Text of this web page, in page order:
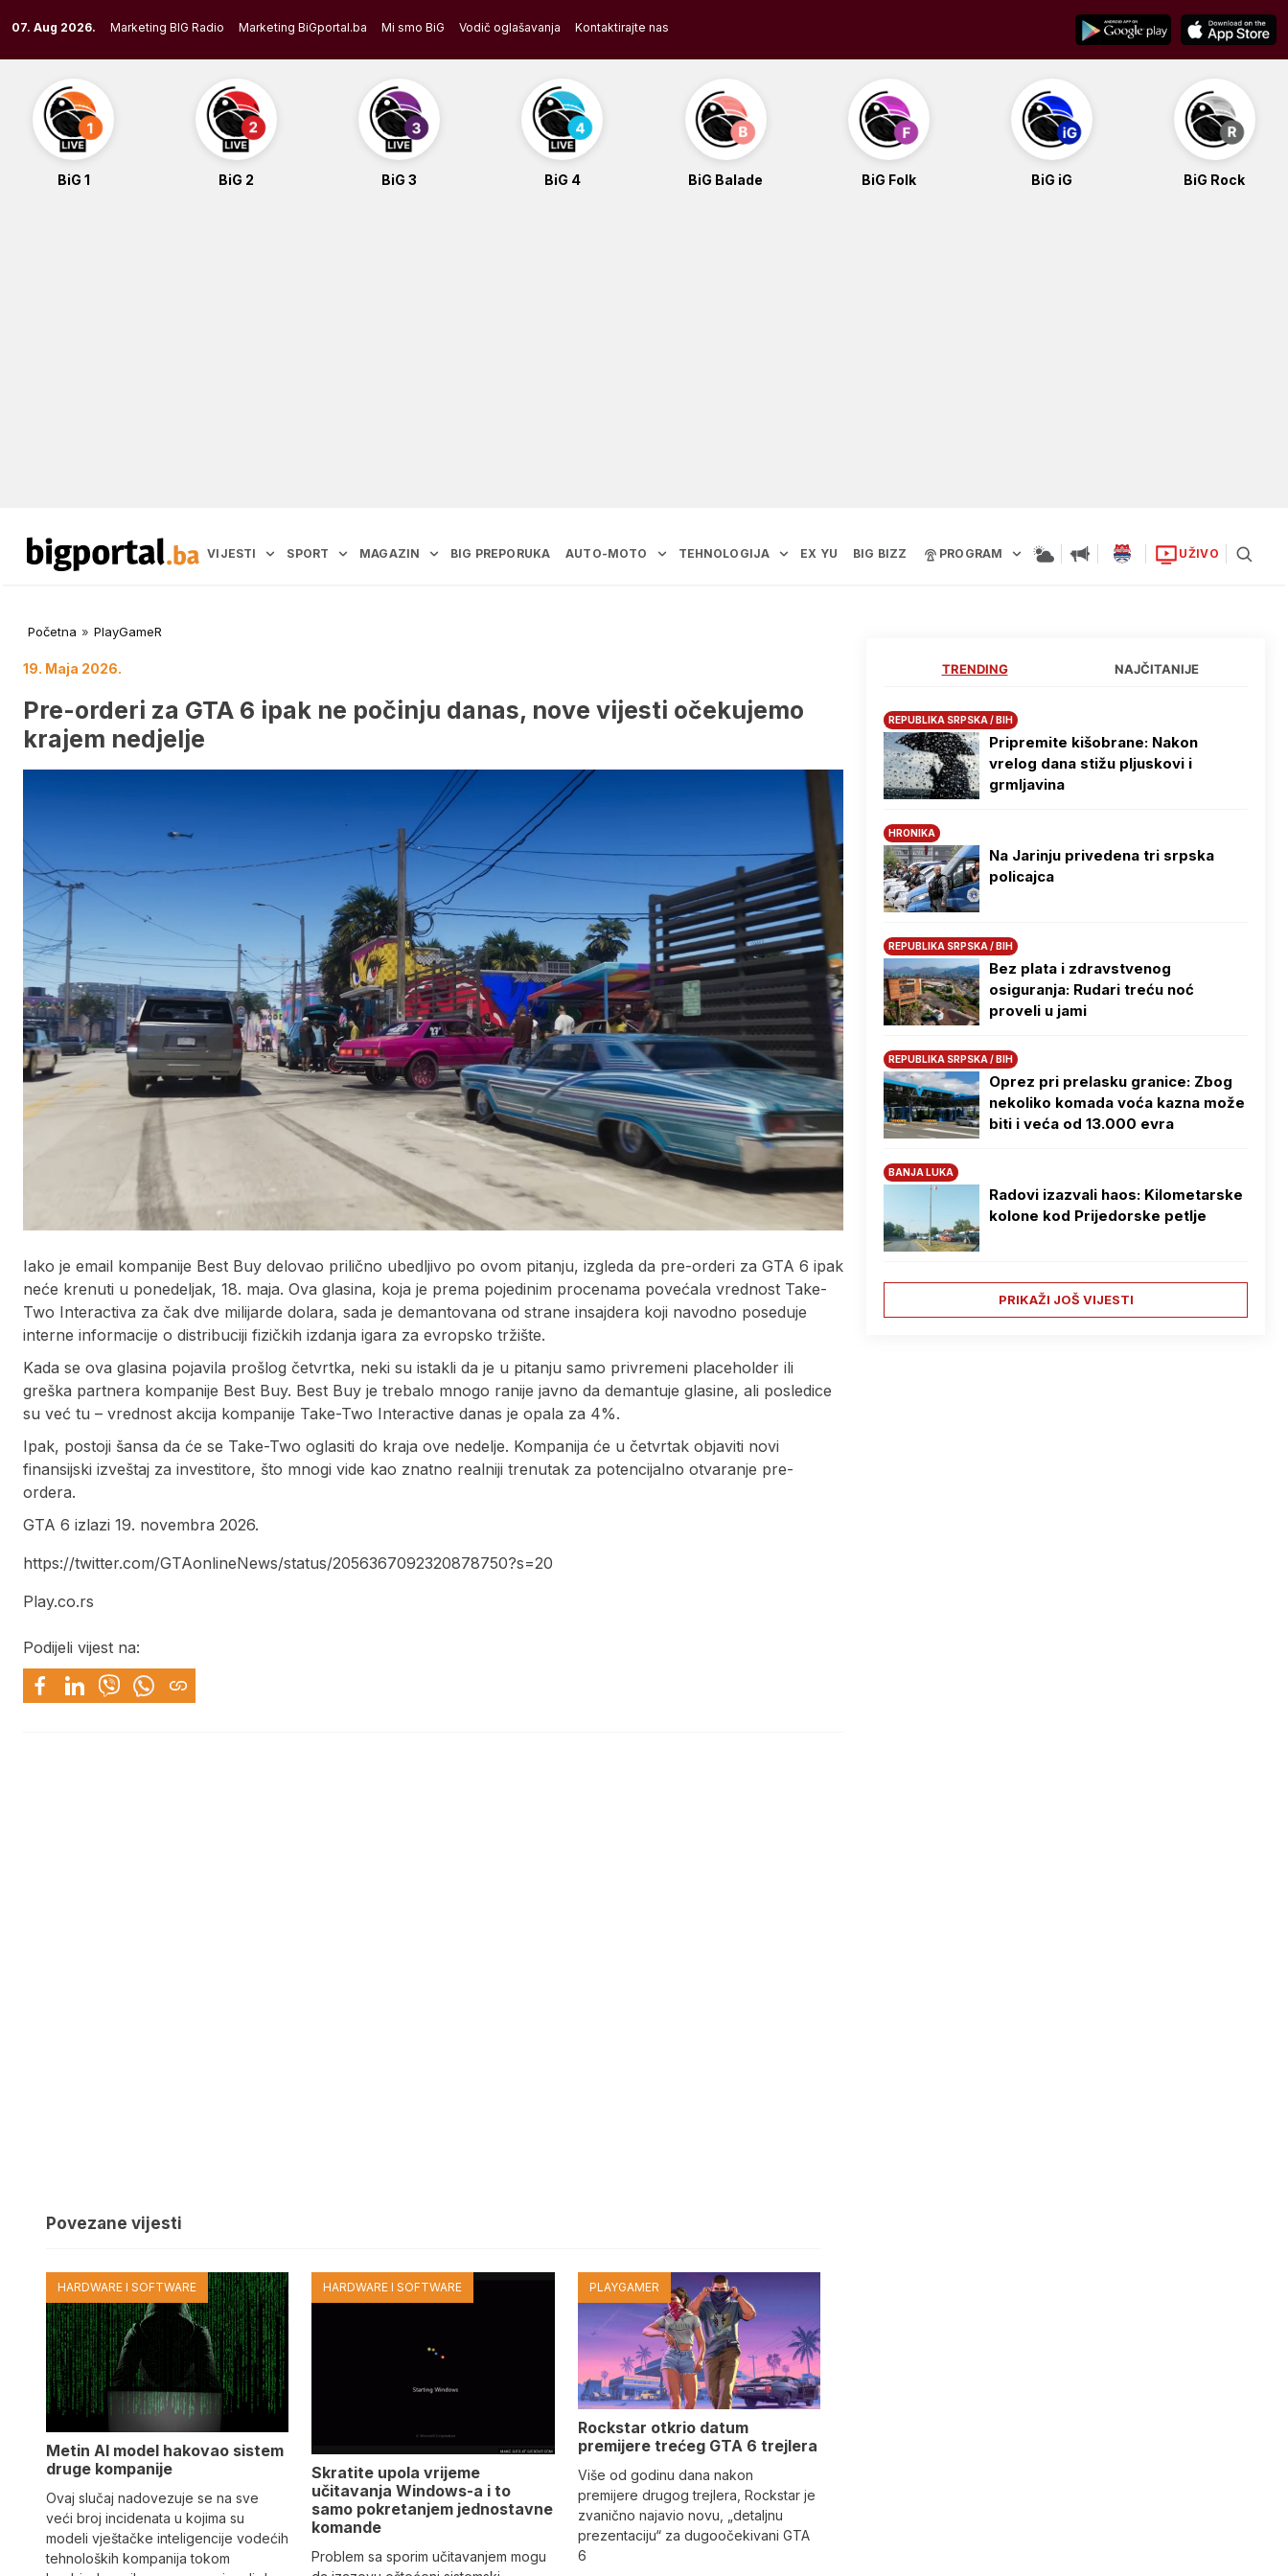
to
content
07. Aug 2026. Marketing BIG Radio Marketing BiGportal.ba Mi smo BiG Vodič oglašavanja Kontaktirajte nas
BiG 1 BiG 2 BiG 3 BiG 4 BiG Balade BiG Folk BiG iG BiG Rock
VIJESTI SPORT MAGAZIN BIG PREPORUKA AUTO-MOTO TEHNOLOGIJA EX YU BIG BIZZ PROGRAM UŽIVO
Početna » PlayGameR
19. Maja 2026.
Pre-orderi za GTA 6 ipak ne počinju danas, nove vijesti očekujemo
krajem nedjelje
Iako je email kompanije Best Buy delovao prilično ubedljivo po ovom pitanju, izgleda da pre-orderi za GTA 6 ipak
neće krenuti u ponedeljak, 18. maja. Ova glasina, koja je prema pojedinim procenama povećala vrednost Take-
Two Interactiva za čak dve milijarde dolara, sada je demantovana od strane insajdera koji navodno poseduje
interne informacije o distribuciji fizičkih izdanja igara za evropsko tržište.
Kada se ova glasina pojavila prošlog četvrtka, neki su istakli da je u pitanju samo privremeni placeholder ili
greška partnera kompanije Best Buy. Best Buy je trebalo mnogo ranije javno da demantuje glasine, ali posledice
su već tu – vrednost akcija kompanije Take-Two Interactive danas je opala za 4%.
Ipak, postoji šansa da će se Take-Two oglasiti do kraja ove nedelje. Kompanija će u četvrtak objaviti novi
finansijski izveštaj za investitore, što mnogi vide kao znatno realniji trenutak za potencijalno otvaranje pre-
ordera.
GTA 6 izlazi 19. novembra 2026.
https://twitter.com/GTAonlineNews/status/2056367092320878750?s=20
Play.co.rs
Podijeli vijest na:
Povezane vijesti
HARDWARE I SOFTWARE
Metin AI model hakovao sistem
druge kompanije
Ovaj slučaj nadovezuje se na sve
veći broj incidenata u kojima su
modeli vještačke inteligencije vodećih
tehnoloških kompanija tokom
HARDWARE I SOFTWARE
Skratite upola vrijeme
učitavanja Windows-a i to
samo pokretanjem jednostavne
komande
Problem sa sporim učitavanjem mogu
PLAYGAMER
Rockstar otkrio datum
premijere trećeg GTA 6 trejlera
Više od godinu dana nakon
premijere drugog trejlera, Rockstar je
zvanično najavio novu, „detaljnu
prezentaciju“ za dugoočekivani GTA
6
TRENDING NAJČITANIJE
REPUBLIKA SRPSKA / BIH
Pripremite kišobrane: Nakon
vrelog dana stižu pljuskovi i
grmljavina
HRONIKA
Na Јarinju privedena tri srpska
policajca
REPUBLIKA SRPSKA / BIH
Bez plata i zdravstvenog
osiguranja: Rudari treću noć
proveli u jami
REPUBLIKA SRPSKA / BIH
Oprez pri prelasku granice: Zbog
nekoliko komada voća kazna može
biti i veća od 13.000 evra
BANJA LUKA
Radovi izazvali haos: Kilometarske
kolone kod Prijedorske petlje
PRIKAŽI JOŠ VIJESTI